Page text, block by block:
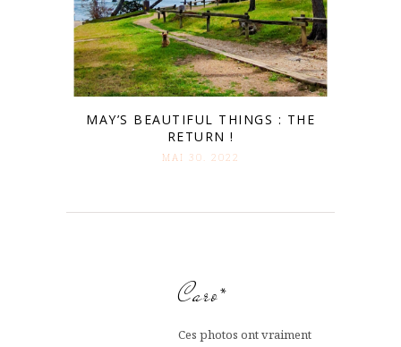
MAY’S BEAUTIFUL THINGS : THE
RETURN !
MAI 30. 2022
Caro*
Ces photos ont vraiment